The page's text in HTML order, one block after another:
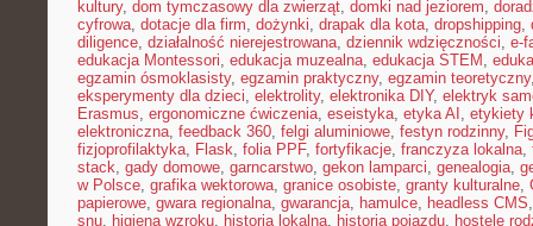
kultury, dom tymczasowy dla zwierząt, domki nad jeziorem,
cyfrowa, dotacje dla firm, dożynki, drapak dla kota, dropshipping,
diligence, działalność nierejestrowana, dziennik wdzięczności, e-
edukacja Montessori, edukacja muzealna, edukacja STEM ,
egzamin ósmoklasisty, egzamin praktyczny, egzamin teoretyczny
eksperymenty dla dzieci, elektrolity, elektronika DIY, elektryk
Erasmus, ergonomiczne ćwiczenia, eseistyka, etyka AI , etykiety
elektroniczna, feedback 360, felgi aluminiowe, festyn rodzinny,
fizjoprofilaktyka, Flask, folia PPF, fortyfikacje, franczyza lokalna,
stack, gady domowe, garncarstwo, gekon lamparci, genealogia,
w Polsce, grafika wektorowa, granice osobiste, granty kulturalne,
papierowe, gwara regionalna, gwarancja, hamulce, headless CMS
snu, higiena wzroku, historia lokalna, historia pojazdu, hostele